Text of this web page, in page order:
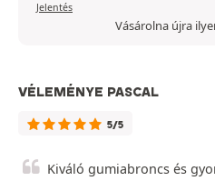
Jelentés
Vásárolna újra
VÉLEMÉNYE PASCAL
5/5
Kiváló gumiabroncs és